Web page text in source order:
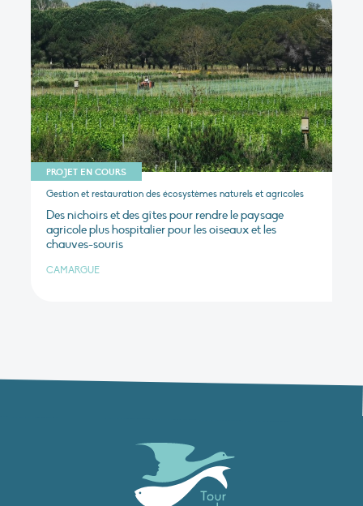
PROJET EN COURS
Gestion et restauration des écosystèmes naturels et agricoles
Des nichoirs et des gîtes pour rendre le paysage
agricole plus hospitalier pour les oiseaux et les
chauves-souris
CAMARGUE